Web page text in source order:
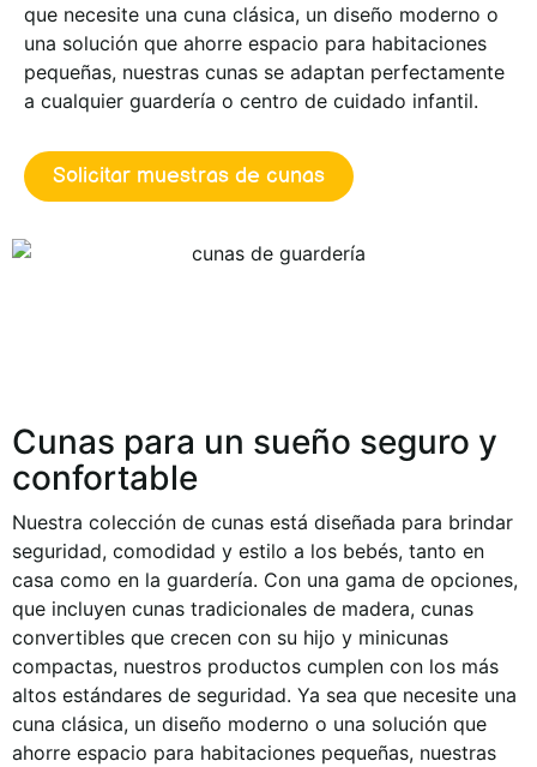
que necesite una cuna clásica, un diseño moderno o
una solución que ahorre espacio para habitaciones
pequeñas, nuestras cunas se adaptan perfectamente
a cualquier guardería o centro de cuidado infantil.
Solicitar muestras de cunas
Cunas para un sueño seguro y
confortable
Nuestra colección de cunas está diseñada para brindar
seguridad, comodidad y estilo a los bebés, tanto en
casa como en la guardería. Con una gama de opciones,
que incluyen cunas tradicionales de madera, cunas
convertibles que crecen con su hijo y minicunas
compactas, nuestros productos cumplen con los más
altos estándares de seguridad. Ya sea que necesite una
cuna clásica, un diseño moderno o una solución que
ahorre espacio para habitaciones pequeñas, nuestras